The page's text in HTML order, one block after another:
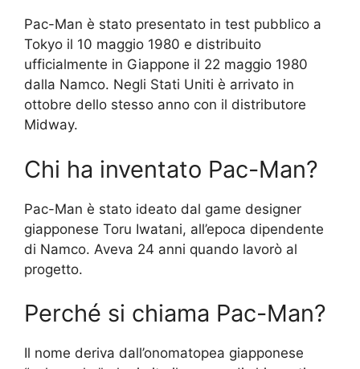
Pac-Man è stato presentato in test pubblico a
Tokyo il 10 maggio 1980 e distribuito
ufficialmente in Giappone il 22 maggio 1980
dalla Namco. Negli Stati Uniti è arrivato in
ottobre dello stesso anno con il distributore
Midway.
Chi ha inventato Pac-Man?
Pac-Man è stato ideato dal game designer
giapponese Toru Iwatani, all’epoca dipendente
di Namco. Aveva 24 anni quando lavorò al
progetto.
Perché si chiama Pac-Man?
Il nome deriva dall’onomatopea giapponese